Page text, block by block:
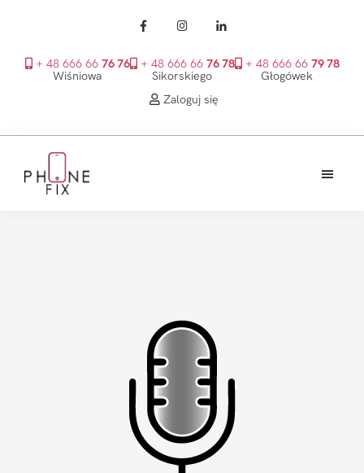
+ 48 666 66 76 76
Wiśniowa
+ 48 666 66 76 78
Sikorskiego
+ 48 666 66 79 78
Głogówek
Zaloguj się
głównego